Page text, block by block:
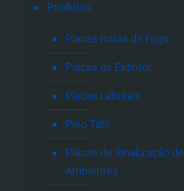
Produtos
Placas Rotas de Fuga
Placas de Extintor
Placas Laborais
Piso Tátil
Placas de Sinalização de
Ambientes